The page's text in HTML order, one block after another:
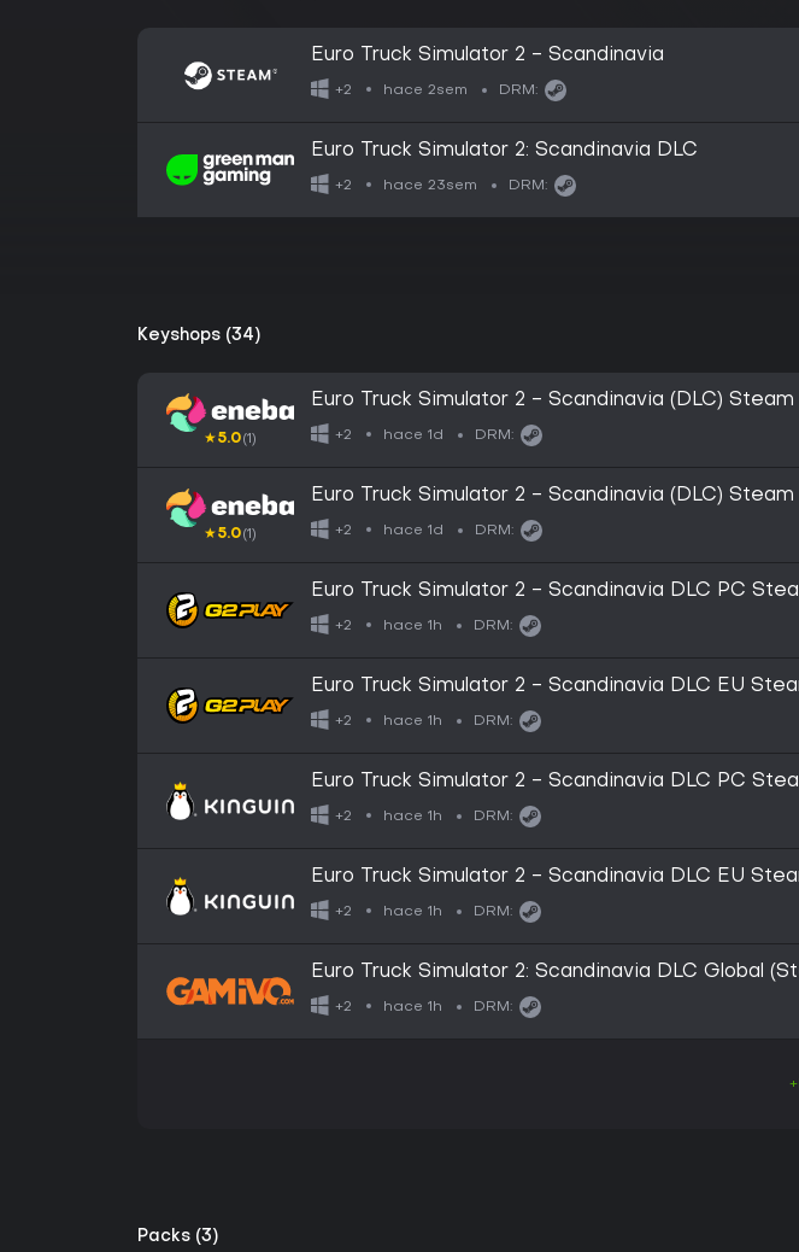
Euro Truck Simulator 2 - Scandinavia
+2 hace 2sem DRM:
Euro Truck Simulator 2: Scandinavia DLC
+2 hace 23sem DRM:
Keyshops (34)
★5.0(1)
Euro Truck Simulator 2 - Scandinavia (DLC) Steam
GLOBAL
+2 hace 1d DRM:
★5.0(1)
Euro Truck Simulator 2 - Scandinavia (DLC) Steam
EUROPE
+2 hace 1d DRM:
Euro Truck Simulator 2 - Scandinavia DLC PC
Key
+2 hace 1h DRM:
Euro Truck Simulator 2 - Scandinavia DLC EU
Key
+2 hace 1h DRM:
Euro Truck Simulator 2 - Scandinavia DLC PC
Key
+2 hace 1h DRM:
Euro Truck Simulator 2 - Scandinavia DLC EU
Key
+2 hace 1h DRM:
Euro Truck Simulator 2: Scandinavia DLC Global
+2 hace 1h DRM:
Packs (3)